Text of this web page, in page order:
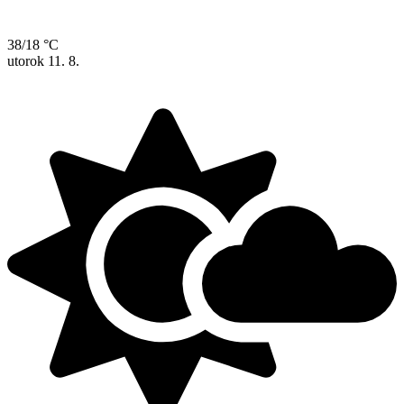
38/18 °C
utorok 11. 8.